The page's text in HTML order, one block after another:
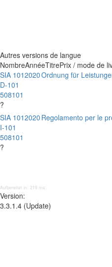
Autres versions de langue
NombreAnnéeTitrePrix / mode de
SIA 101
D-101
508101
?
2020Ordnung für
SIA 101
I-101
508101
?
2020 Regolamento per le
Aufbereitet in: 219 ms;
Version:
3.3.1.4 (Update)